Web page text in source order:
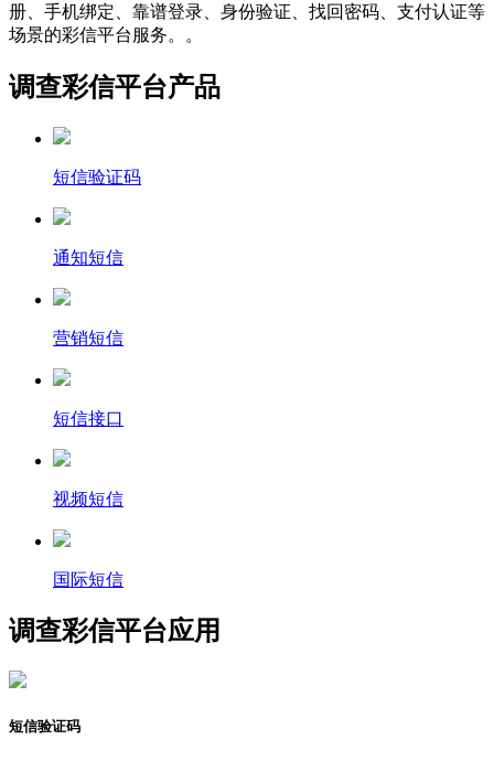
册、手机绑定、靠谱登录、身份验证、找回密码、支付认证等
场景的彩信平台服务。。
调查彩信平台产品
短信验证码
通知短信
营销短信
短信接口
视频短信
国际短信
调查彩信平台应用
短信验证码